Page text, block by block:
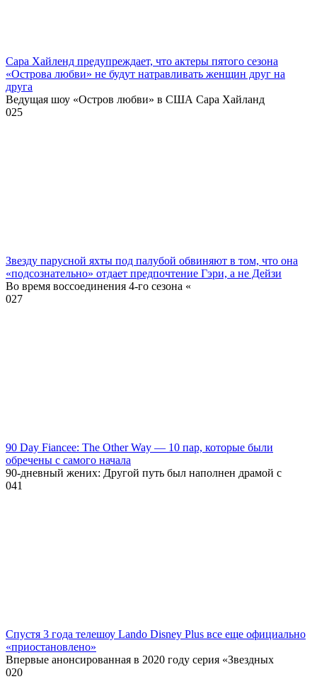
Сара Хайленд предупреждает, что актеры пятого сезона
«Острова любви» не будут натравливать женщин друг на
друга
Ведущая шоу «Остров любви» в США Сара Хайланд
025
Звезду парусной яхты под палубой обвиняют в том, что она
«подсознательно» отдает предпочтение Гэри, а не Дейзи
Во время воссоединения 4-го сезона «
027
90 Day Fiancee: The Other Way — 10 пар, которые были
обречены с самого начала
90-дневный жених: Другой путь был наполнен драмой с
041
Спустя 3 года телешоу Lando Disney Plus все еще официально
«приостановлено»
Впервые анонсированная в 2020 году серия «Звездных
020